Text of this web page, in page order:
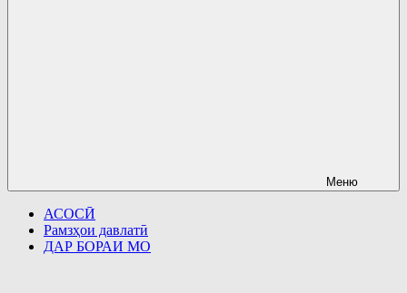
Меню
АСОСӢ
Рамзҳои давлатӣ
ДАР БОРАИ МО